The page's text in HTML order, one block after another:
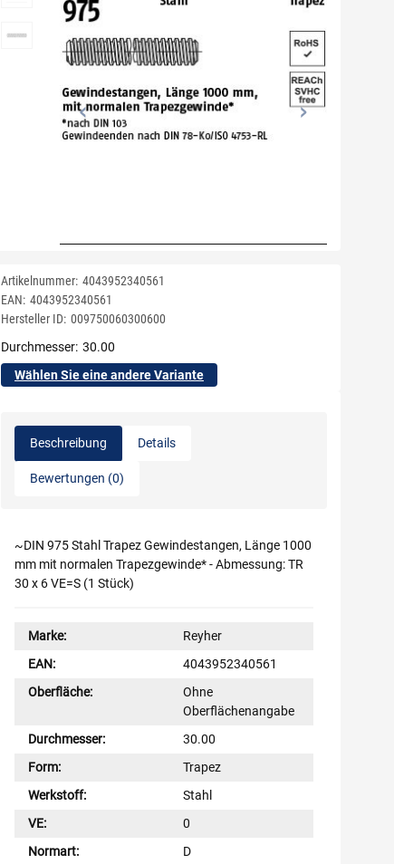
Artikelnummer: 4043952340561
EAN: 4043952340561
Hersteller ID: 009750060300600
Durchmesser 30.00
Wählen Sie eine andere Variante
Beschreibung Details
Bewertungen (0)
~DIN 975 Stahl Trapez Gewindestangen, Länge 1000
mm mit normalen Trapezgewinde* - Abmessung: TR
30 x 6 VE=S (1 Stück)
Marke:
Reyher
EAN:
4043952340561
Oberfläche:
Ohne
Oberflächenangabe
Durchmesser:
30.00
Form:
Trapez
Werkstoff:
Stahl
VE:
0
Normart:
D